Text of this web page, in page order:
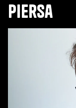
Piersa